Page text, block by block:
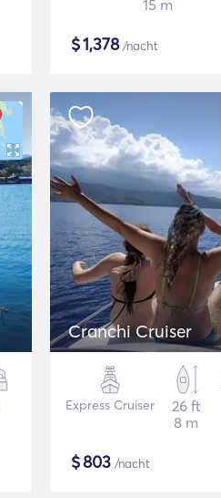
15 m
$1,378/nacht
Cranchi Cruiser
Express Cruiser
26 ft
8 m
$803 /nacht